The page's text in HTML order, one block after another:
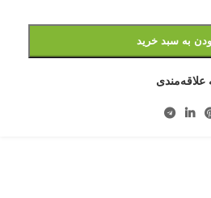
به سبد خرید
علاقه‌مندی